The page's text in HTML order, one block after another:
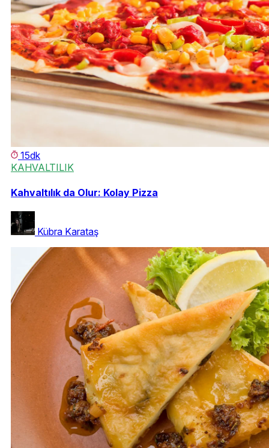
15dk
KAHVALTILIK
Kahvaltılık da Olur: Kolay Pizza
Kübra Karataş